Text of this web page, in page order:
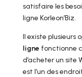
satisfaire les
ligne Korleon’Biz.
Il existe plusieurs
ligne fonctionne
d’acheter un site
est l’un des